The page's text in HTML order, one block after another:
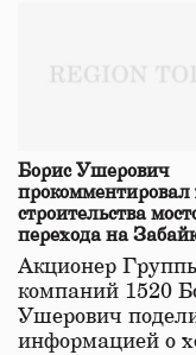
Борис Ушерович
прокомментировал
строительства
перехода на
железной дороге
Акционер
компаний 1520
Ушерович
информацией о